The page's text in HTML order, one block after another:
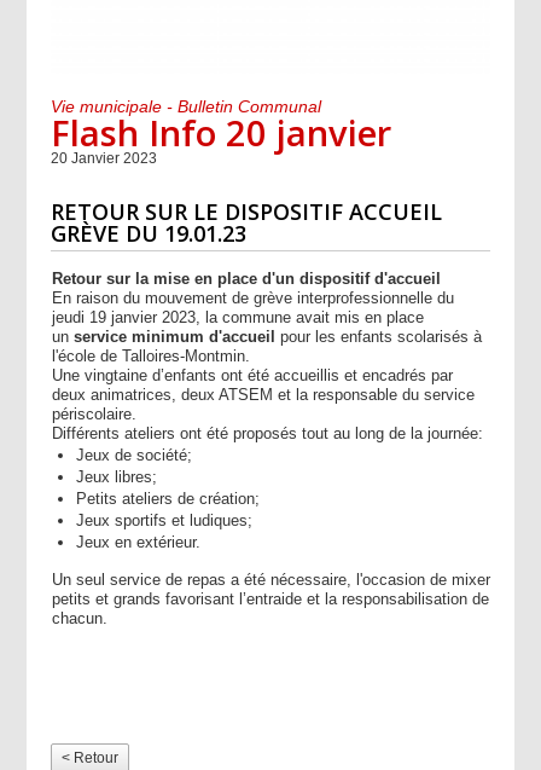
Vie municipale - Bulletin Communal
Flash Info 20 janvier
20 Janvier 2023
RETOUR SUR LE DISPOSITIF ACCUEIL
GRÈVE DU 19.01.23
Retour sur la mise en place d'un dispositif d'accueil
En raison du mouvement de grève interprofessionnelle du
jeudi 19 janvier 2023, la commune avait mis en place
un service minimum d'accueil pour les enfants scolarisés à
l'école de Talloires-Montmin.
Une vingtaine d’enfants ont été accueillis et encadrés par
deux animatrices, deux ATSEM et la responsable du service
périscolaire.
Différents ateliers ont été proposés tout au long de la journée:
Jeux de société;
Jeux libres;
Petits ateliers de création;
Jeux sportifs et ludiques;
Jeux en extérieur.
Un seul service de repas a été nécessaire, l'occasion de mixer
petits et grands favorisant l’entraide et la responsabilisation de
chacun.
< Retour